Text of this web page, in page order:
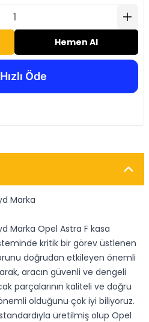
Hemen Al
Marka
Marka Opel Astra F kasa
kritik bir görev üstlenen
doğrudan etkileyen önemli
aracın güvenli ve dengeli
parçalarının kaliteli ve doğru
olduğunu çok iyi biliyoruz.
üretilmiş olup Opel